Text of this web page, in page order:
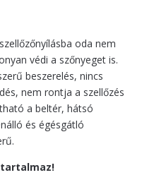
oda nem
védi a szőnyeget is.
beszerelés, nincs
nem rontja a szellőzés
a beltér, hátsó
és égésgátló